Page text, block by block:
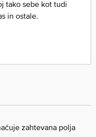
tako sebe kot tudi
in ostale.
zahtevana polja